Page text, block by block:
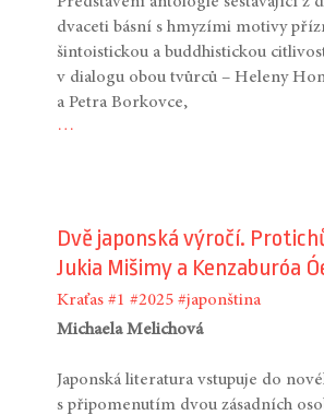
dvaceti básní s hmyzími motivy
šintoistickou a buddhistickou
v dialogu obou tvůrců – Heleny
a Petra Borkovce,
…
Dvě japonská výročí.
Jukia Mišimy a Kenzaburóa
Kraťas #1 #2025 #japonština
Michaela Melichová
Japonská literatura vstupuje do
s připomenutím dvou zásadních